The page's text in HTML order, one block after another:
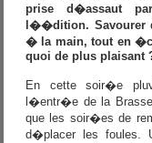
prise d�assaut
l��dition. Savourer
� la main, tout en
quoi de plus plaisant
En cette soir�e
l�entr�e de la
que les soir�es de
d�placer les